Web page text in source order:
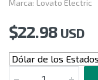
Marca: Lovato Electric
$22.98 USD
CANTIDAD